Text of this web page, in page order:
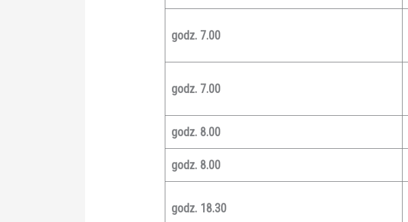
godz. 7.00
godz. 7.00
godz. 8.00
godz. 8.00
godz. 18.30